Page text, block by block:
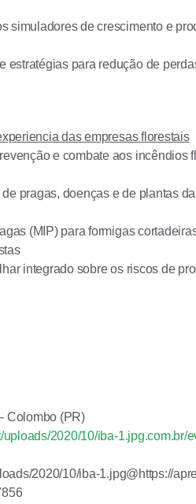
simuladores de crescimento e
estratégias para redução de
das empresas florestais
e combate aos incêndios
pragas, doenças e de plantas
(MIP) para formigas
integrado sobre os riscos de
Colombo (PR)
2020/10/iba-1.jpg.com.br/
2020/10/iba-1.jpg@https://